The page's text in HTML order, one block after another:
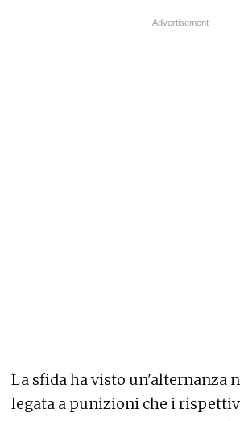
La sfida ha visto un'alternanza
legata a punizioni che i